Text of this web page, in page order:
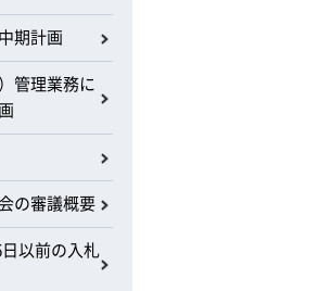
期計画
管理業務に
の審議概要
以前の入札